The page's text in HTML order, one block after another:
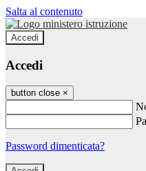
Salta al contenuto
Accedi
Accedi
button close ×
Password dimenticata?